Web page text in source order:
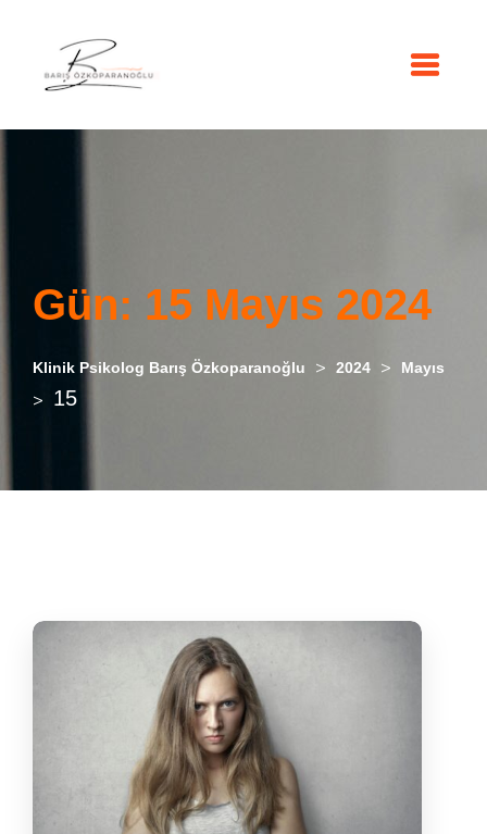
Gün: 15 Mayıs 2024
Klinik Psikolog Barış Özkoparanoğlu > 2024 > Mayıs
> 15